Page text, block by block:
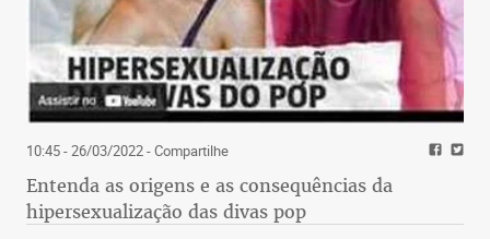
10:45 - 26/03/2022- Compartilhe
Entenda as origens e as consequências da
hipersexualização das divas pop